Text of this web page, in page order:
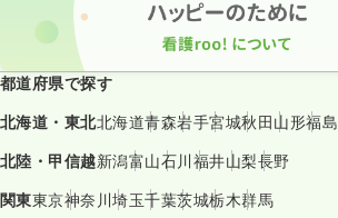
都道府県で探す
北海道・東北北海道青森岩手宮城秋田山形福島
北陸・甲信越新潟富山石川福井山梨長野
関東東京神奈川埼玉千葉茨城栃木群馬